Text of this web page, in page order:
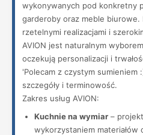
wykonywanych pod konkretny
garderoby oraz meble biurowe.
rzetelnymi realizacjami i
AVION jest naturalnym
oczekują personalizacji i
'Polecam z czystym sumieniem
szczegóły i terminowość.
Zakres usług AVION:
Kuchnie na wymiar –
wykorzystaniem